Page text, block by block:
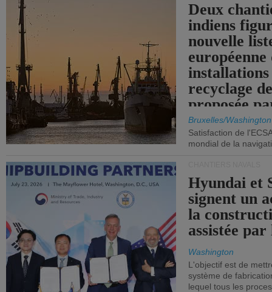
Deux
indiens
nouvelle
européenne
installations
recyclage
proposée
Bruxelles/Washington
Satisfaction de
mondial de la
Hyundai et
signent un
la
assistée
Washington
L'objectif est de
système de
lequel tous les